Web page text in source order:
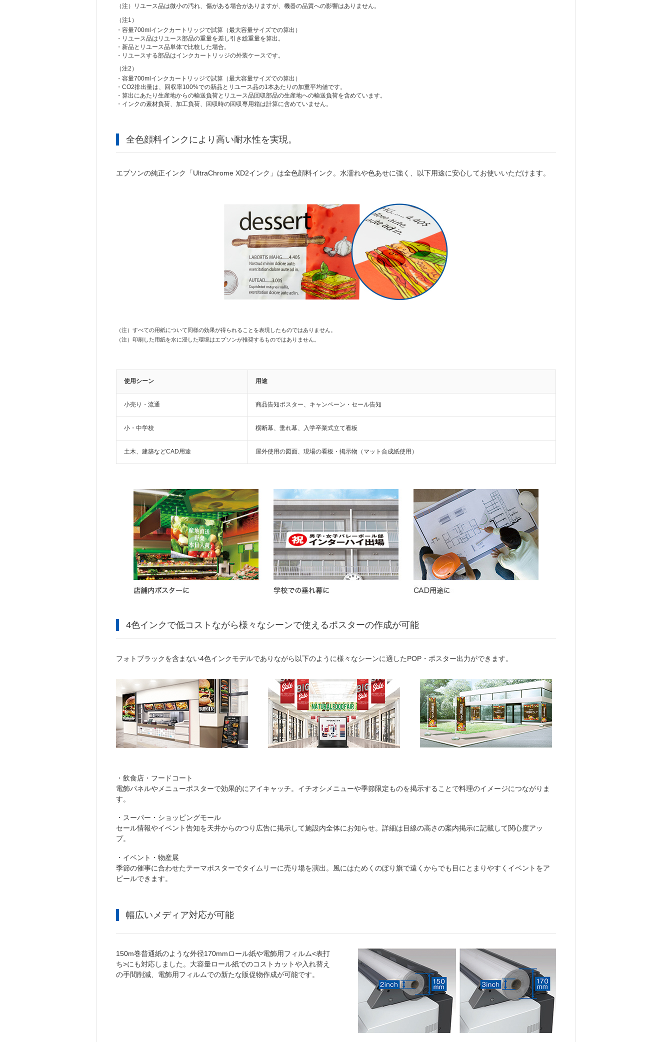
（注）
リユース品は微小の汚れ、傷がある場合がありますが、機器の品質への影響はありません。
（注1）
・容量700mlインクカートリッジで試算（最大容量サイズでの算出）
・リユース品はリユース部品の重量を差し引き総重量を算出。
・新品とリユース品単体で比較した場合。
・リユースする部品はインクカートリッジの外装ケースです。
（注2）
・容量700mlインクカートリッジで試算（最大容量サイズでの算出）
・CO2排出量は、回収率100%での新品とリユース品の1本あたりの加重平均値です。
・算出にあたり生産地からの輸送負荷とリユース品回収部品の生産地への輸送負荷を含めています。
・インクの素材負荷、加工負荷、回収時の回収専用箱は計算に含めていません。
全色顔料インクにより高い耐水性を実現。
エプソンの純正インク「UltraChrome XD2インク」は全色顔料インク。水濡れや色あせに強く、以下用途に安心してお使いいただけます。
（注） すべての用紙について同様の効果が得られることを表現したものではありません。
（注） 印刷した用紙を水に浸した環境はエプソンが推奨するものではありません。
使用シーン 用途
小売り・流通 商品告知ポスター、キャンペーン・セール告知
小・中学校 横断幕、垂れ幕、入学卒業式立て看板
土木、建築などCAD用途 屋外使用の図面、現場の看板・掲示物（マット合成紙使用）
4色インクで低コストながら様々なシーンで使えるポスターの作成が可能
フォトブラックを含まない4色インクモデルでありながら以下のように様々なシーンに適したPOP・ポスター出力ができます。
・飲食店・フードコート
電飾パネルやメニューポスターで効果的にアイキャッチ。イチオシメニューや季節限定ものを掲示することで料理のイメージにつながりま
す。
・スーパー・ショッピングモール
セール情報やイベント告知を天井からのつり広告に掲示して施設内全体にお知らせ。詳細は目線の高さの案内掲示に記載して関心度アッ
プ。
・イベント・物産展
季節の催事に合わせたテーマポスターでタイムリーに売り場を演出。風にはためくのぼり旗で遠くからでも目にとまりやすくイベントをア
ピールできます。
幅広いメディア対応が可能
150m巻普通紙のような外径170mmロール紙や電飾用フィルム<表打
ち>にも対応しました。大容量ロール紙でのコストカットや入れ替え
の手間削減、電飾用フィルムでの新たな販促物作成が可能です。